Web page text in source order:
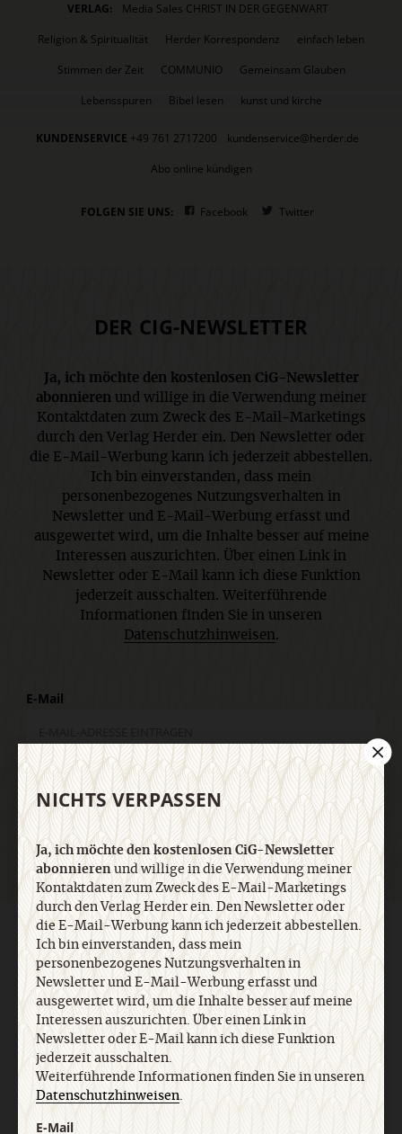
VERLAG:
Media Sales CHRIST IN DER GEGENWART
Religion & Spiritualität
Herder Korrespondenz
einfach leben
Stimmen der Zeit
COMMUNIO
Gemeinsam Glauben
Lebensspuren
Bibel lesen kunst und kirche
KUNDENSERVICE +49 761 2717200
kundenservice@herder.de
Abo online kündigen
FOLGEN SIE UNS: Facebook Twitter
DER CIG-NEWSLETTER
Ja, ich möchte den kostenlosen CiG-Newsletter
abonnieren und willige in die Verwendung meiner
Kontaktdaten zum Zweck des E-Mail-Marketings
durch den Verlag Herder ein. Den Newsletter oder
die E-Mail-Werbung kann ich jederzeit abbestellen.
Ich bin einverstanden, dass mein
personenbezogenes Nutzungsverhalten in
Newsletter und E-Mail-Werbung erfasst und
ausgewertet wird, um die Inhalte besser auf meine
Interessen auszurichten. Über einen Link in
Newsletter oder E-Mail kann ich diese Funktion
jederzeit ausschalten. Weiterführende
Informationen finden Sie in unseren
Datenschutzhinweisen .
E-Mail
Jetzt anmelden
AGB und Widerrufsbelehrung Datenschutz
Barrierefreiheit
Impressum
Vertrag widerrufen Abo online kündigen
NICHTS VERPASSEN
Ja, ich möchte den kostenlosen CiG-Newsletter
abonnierenund willige in die Verwendung meiner
Kontaktdaten zum Zweck des E-Mail-Marketings
durch den Verlag Herder ein. Den Newsletter oder
die E-Mail-Werbung kann ich jederzeit abbestellen.
Ich bin einverstanden, dass mein
personenbezogenes Nutzungsverhalten in
Newsletter und E-Mail-Werbung erfasst und
ausgewertet wird, um die Inhalte besser auf meine
Interessen auszurichten. Über einen Link in
Newsletter oder E-Mail kann ich diese Funktion
jederzeit ausschalten.
Weiterführende Informationen finden Sie in unseren
Datenschutzhinweisen.
E-Mail